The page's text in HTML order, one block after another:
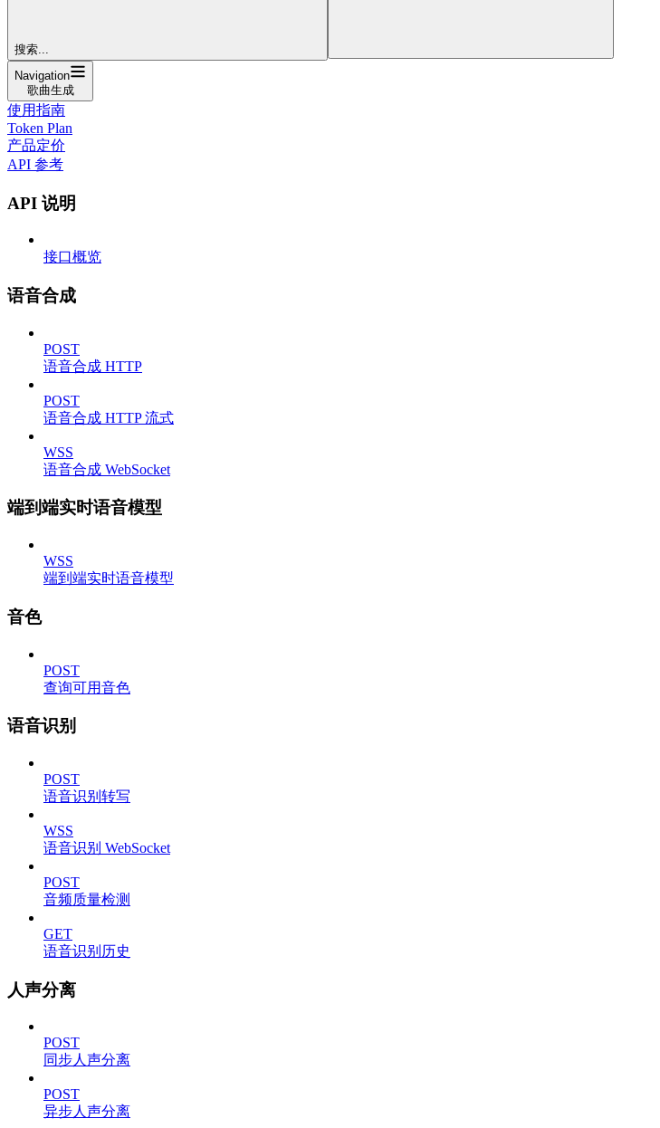
搜索...
Navigation
歌曲生成
使用指南
Token Plan
产品定价
API 参考
API 说明
接口概览
语音合成
POST
语音合成 HTTP
POST
语音合成 HTTP 流式
WSS
语音合成 WebSocket
端到端实时语音模型
WSS
端到端实时语音模型
音色
POST
查询可用音色
语音识别
POST
语音识别转写
WSS
语音识别 WebSocket
POST
音频质量检测
GET
语音识别历史
人声分离
POST
同步人声分离
POST
异步人声分离